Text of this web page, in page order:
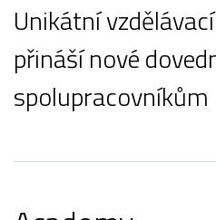
Unikátní
přináší nové
spolupracovníkům